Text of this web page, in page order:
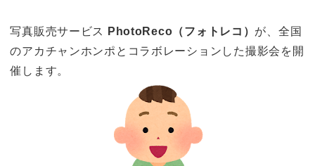
写真販売サービス PhotoReco（フォトレコ） が、全国
のアカチャンホンポとコラボレーションした撮影会を開
催します。